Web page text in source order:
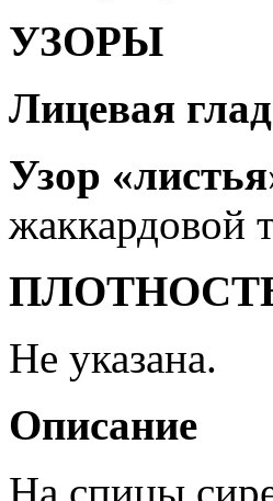
УЗОРЫ
Лицевая
Узор «листья
жаккардовой
Не указана.
Описание